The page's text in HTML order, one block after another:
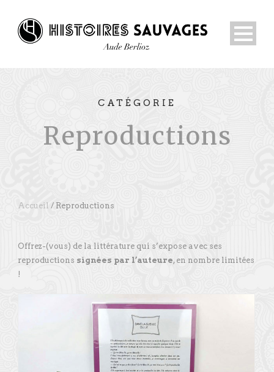
CATÉGORIE
Reproductions
Accueil / Reproductions
Offrez-(vous) de la littérature qui s’expose avec ses
reproductions signées par l’auteure, en nombre limitées
!